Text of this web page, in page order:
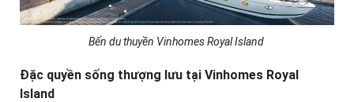
Bến du thuyền Vinhomes Royal Island
Đặc quyền sống thượng lưu tại Vinhomes Royal
Island